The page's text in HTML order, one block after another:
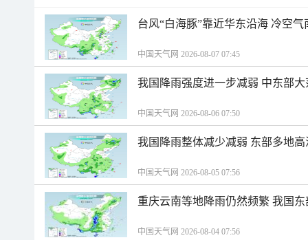
台风“白海豚”靠近华东沿海 冷空
中国天气网 2026-08-07 07:45
我国降雨强度进一步减弱 中东部
中国天气网 2026-08-06 07:50
我国降雨整体减少减弱 东部多地
中国天气网 2026-08-05 07:56
重庆云南等地降雨仍然频繁 我国
中国天气网 2026-08-04 07:56